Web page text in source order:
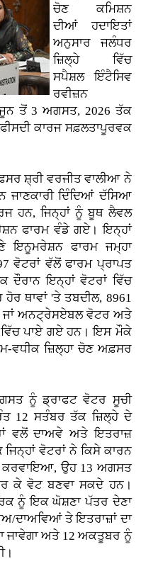
ਚੋਣ ਕਮਿਸ਼ਨ
ਦੀਆਂ ਹਦਾਇਤਾਂ
ਅਨੁਸਾਰ ਜਲੰਧਰ
ਜ਼ਿਲ੍ਹੇ ਵਿੱਚ
ਸਪੈਸ਼ਲ ਇੰਟੈਸਿਵ
ਰਵੀਜ਼ਨ
ਤੋਂ 3 ਅਗਸਤ, 2026 ਤੱਕ
ਕਾਰਜ ਸਫ਼ਲਤਾਪੂਰਵਕ
ਸ਼੍ਰੀ ਵਰਜੀਤ ਵਾਲੀਆ ਨੇ
ਦਿੰਦਿਆਂ ਦੱਸਿਆ
ਹਨ, ਜਿਨ੍ਹਾਂ ਨੂੰ ਬੂਥ ਲੈਵਲ
ਫਾਰਮ ਵੰਡੇ ਗਏ। ਇਨ੍ਹਾਂ
ਇਨੂਮਰੇਸ਼ਨ ਫਾਰਮ ਜਮ੍ਹਾ
ਵੋਟਰਾਂ ਵੱਲੋਂ ਫਾਰਮ ਪ੍ਰਾਪਤ
ਦੌਰਾਨ ਇਨ੍ਹਾਂ ਵੋਟਰਾਂ ਵਿੱਚ
ਥਾਵਾਂ 'ਤੇ ਤਬਦੀਲ, 8961
ਜਾਂ ਅਨਟ੍ਰੇਸਏਬਲ ਵੋਟਰ ਅਤੇ
ਪਾਏ ਗਏ ਹਨ। ਇਸ ਮੌਕੇ
ਵਧੀਕ ਜ਼ਿਲ੍ਹਾ ਚੋਣ ਅਫ਼ਸਰ
ਨੂੰ ਡ੍ਰਾਫਟ ਵੋਟਰ ਸੂਚੀ
12 ਸਤੰਬਰ ਤੱਕ ਜ਼ਿਲ੍ਹੇ ਦੇ
ਵਲੋਂ ਦਾਅਵੇ ਅਤੇ ਇਤਰਾਜ਼
ਜਿਨ੍ਹਾਂ ਵੋਟਰਾਂ ਨੇ ਕਿਸੇ ਕਾਰਨ
ਕਰਵਾਇਆ, ਉਹ 13 ਅਗਸਤ
ਕੇ ਵੋਟ ਬਣਵਾ ਸਕਦੇ ਹਨ।
ਨੂੰ ਇਕ ਘੋਸ਼ਣਾ ਪੱਤਰ ਦੇਣਾ
ਦਾਅਵਿਆਂ ਤੇ ਇਤਰਾਜ਼ਾਂ ਦਾ
ਜਾਵੇਗਾ ਅਤੇ 12 ਅਕਤੂਬਰ ਨੂੰ